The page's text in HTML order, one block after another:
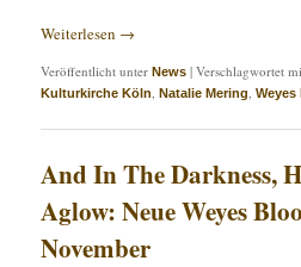
Weiterlesen →
Veröffentlicht unter News |Verschlagwortet
Kulturkirche Köln,Natalie Mering,Weyes
And In The Darkness,
Aglow: Neue Weyes
November